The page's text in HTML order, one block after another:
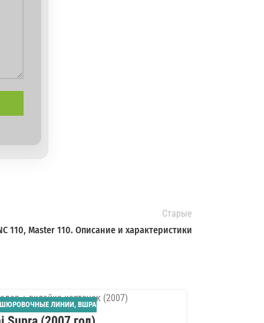
Старые
110, Master 110. Описание и характеристики
ЛИНИИ, ВШРА